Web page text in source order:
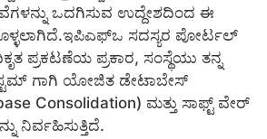
ಒದಗಿಸುವ ಉದ್ದೇಶದಿಂದ ಈ
ಸದಸ್ಯರ ಪೋರ್ಟಲ್
ಪ್ರಕಟಣೆಯ ಪ್ರಕಾರ, ಸಂಸ್ಥೆಯು ತನ್ನ
ಗಾಗಿ ಯೋಜಿತ ಡೇಟಾಬೇಸ್
Consolidation) ಮತ್ತು ಸಾಫ್ಟ್ ವೇರ್
ನಿರ್ವಹಿಸುತ್ತಿದೆ.